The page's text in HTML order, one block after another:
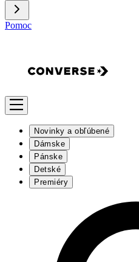
Pomoc
Novinky a obľúbené
Dámske
Pánske
Detské
Premiéry